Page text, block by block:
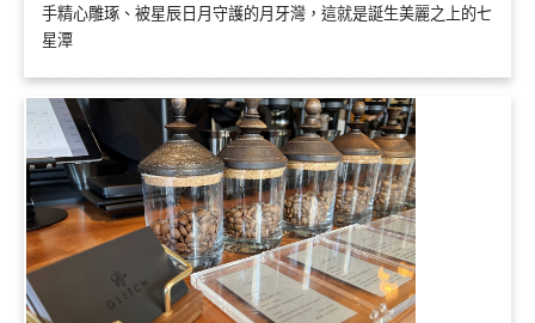
手精心雕琢、被星辰日月守護的月牙灣，這就是誕生美麗之上的七
星潭